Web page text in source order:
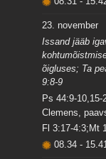
23. november
Issand jääb
õigluses; Ta
9:8-9
Ps 44:9-10,15-
Clemens,
Fl 3:17-4:3;Mt
08.34- 15.41